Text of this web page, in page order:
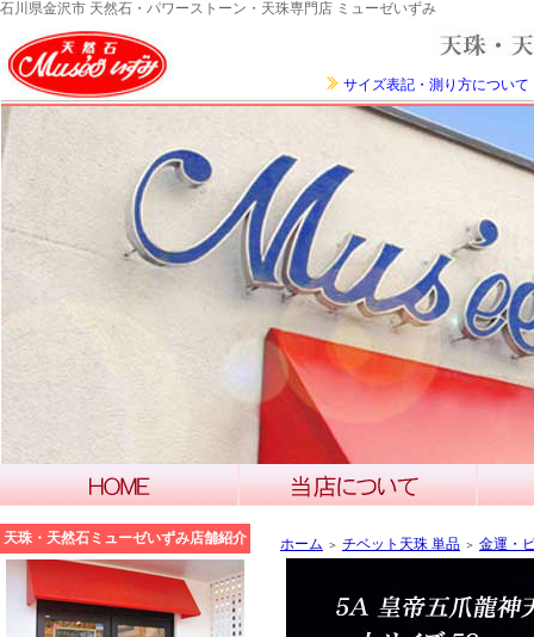
石川県金沢市 天然石・パワーストーン・天珠専門店 ミューゼいずみ
サイズ表記・測り方について
天珠・天然石ミューゼいずみ店舗紹介 ホーム ＞ チベット天珠 単品 ＞ 金運・